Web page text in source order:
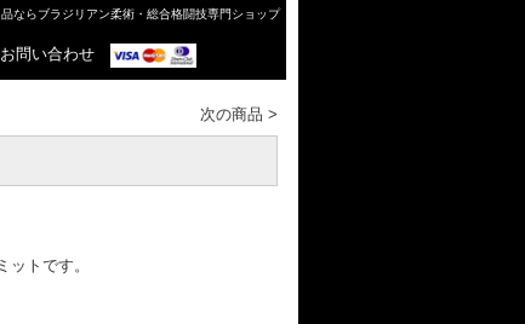
ならブラジリアン柔術・総合格闘技専門ショップ
お問い合わせ
次の商品 >
ットです。